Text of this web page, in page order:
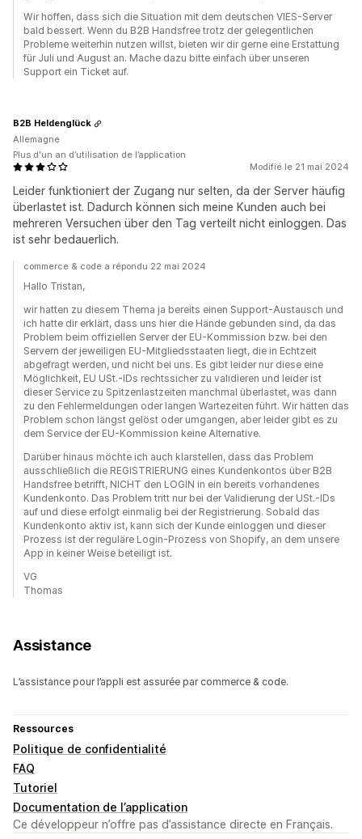
Wir hoffen, dass sich die Situation mit dem deutschen VIES-Server
bald bessert. Wenn du B2B Handsfree trotz der gelegentlichen
Probleme weiterhin nutzen willst, bieten wir dir gerne eine Erstattung
für Juli und August an. Mache dazu bitte einfach über unseren
Support ein Ticket auf.
Modifié le 21 mai 2024
Leider funktioniert der Zugang nur selten, da der Server häufig
überlastet ist. Dadurch können sich meine Kunden auch bei
mehreren Versuchen über den Tag verteilt nicht einloggen. Das
ist sehr bedauerlich.
B2B Heldenglück
Allemagne
Plus d'un an d’utilisation de l’application
commerce & code a répondu 22 mai 2024
Hallo Tristan,
wir hatten zu diesem Thema ja bereits einen Support-Austausch und
ich hatte dir erklärt, dass uns hier die Hände gebunden sind, da das
Problem beim offiziellen Server der EU-Kommission bzw. bei den
Servern der jeweiligen EU-Mitgliedsstaaten liegt, die in Echtzeit
abgefragt werden, und nicht bei uns. Es gibt leider nur diese eine
Möglichkeit, EU USt.-IDs rechtssicher zu validieren und leider ist
dieser Service zu Spitzenlastzeiten manchmal überlastet, was dann
zu den Fehlermeldungen oder langen Wartezeiten führt. Wir hätten das
Problem schon längst gelöst oder umgangen, aber leider gibt es zu
dem Service der EU-Kommission keine Alternative.
Darüber hinaus möchte ich auch klarstellen, dass das Problem
ausschließlich die REGISTRIERUNG eines Kundenkontos über B2B
Handsfree betrifft, NICHT den LOGIN in ein bereits vorhandenes
Kundenkonto. Das Problem tritt nur bei der Validierung der USt.-IDs
auf und diese erfolgt einmalig bei der Registrierung. Sobald das
Kundenkonto aktiv ist, kann sich der Kunde einloggen und dieser
Prozess ist der reguläre Login-Prozess von Shopify, an dem unsere
App in keiner Weise beteiligt ist.
VG
Thomas
Assistance
L’assistance pour l’appli est assurée par commerce & code.
Ressources
Politique de confidentialité
FAQ
Tutoriel
Documentation de l’application
Ce développeur n’offre pas d’assistance directe en Français.